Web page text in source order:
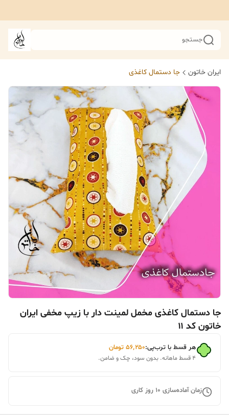
جستجو
ایران خاتون جا دستمال کاغذی
جا دستمال کاغذی مخمل لمینت دار با زیپ مخفی ایران
خاتون کد ۱۱
هر قسط با ترب‌پی:۵۶٬۲۵۰ تومان
۴ قسط ماهانه. بدون سود، چک و ضامن.
زمان آماده‌سازی 10 روز کاری